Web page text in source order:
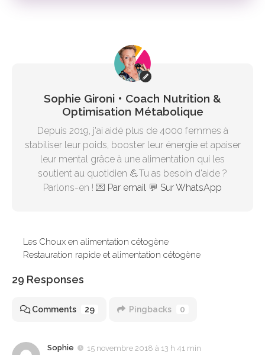
Sophie Gironi • Coach Nutrition &
Optimisation Métabolique
Depuis 2019, j'ai aidé plus de 4000 femmes à
stabiliser leur poids, booster leur énergie et apaiser
leur mental grâce à une alimentation qui les
soutient au quotidien 💪Tu as besoin d'aide ?
Parlons-en ! 💌 Par email 💬 Sur WhatsApp
Les Choux en alimentation cétogène
Restauration rapide et alimentation cétogène
29 Responses
Comments 29 Pingbacks 0
Sophie
15 novembre 2018 à 13 h 41 min